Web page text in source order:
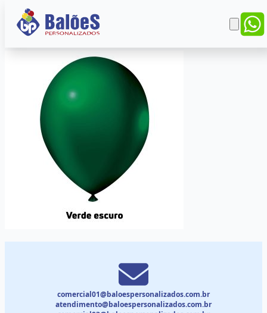
comercial01@baloespersonalizados.com.br
atendimento@baloespersonalizados.com.br